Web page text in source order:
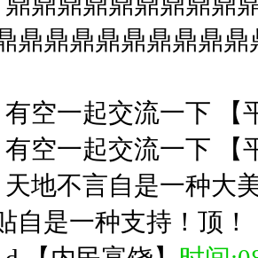
鼎鼎鼎鼎鼎鼎鼎鼎鼎
有空一起交流一下 【
有空一起交流一下 【
天地不言自是一种大
自是一种支持！顶！